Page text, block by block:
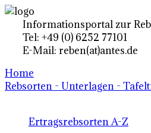
Informationsportal zur
Tel: +49 (0) 6252 77101
E-Mail: reben(at)antes.de
Home
Rebsorten - Unterlagen -
Ertragsrebsorten A-Z